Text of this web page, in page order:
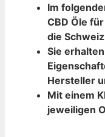
Im
CBD Öle
die
Sie
Hersteller
Mit einem
jeweiligen